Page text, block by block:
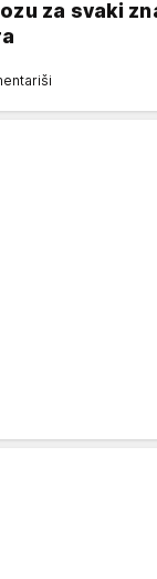
za svaki